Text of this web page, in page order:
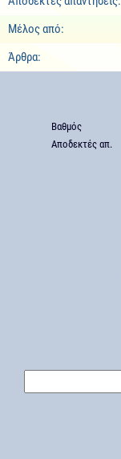
Μέλος από:
Άρθρα:
Βαθμός
Αποδεκτές απ.